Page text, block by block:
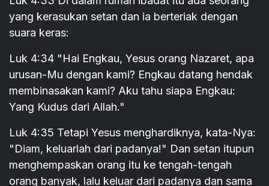
yang kerasukan setan dan ia berteriak dengan
suara keras:
Luk 4:34 "Hai Engkau, Yesus orang Nazaret, apa
urusan-Mu dengan kami? Engkau datang hendak
membinasakan kami? Aku tahu siapa Engkau:
Yang Kudus dari Allah."
Luk 4:35 Tetapi Yesus menghardiknya, kata-Nya:
"Diam, keluarlah dari padanya!" Dan setan itupun
menghempaskan orang itu ke tengah-tengah
orang banyak, lalu keluar dari padanya dan sama